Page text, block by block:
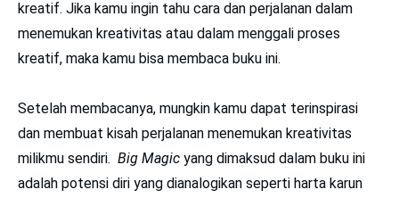
kreatif. Jika kamu ingin tahu cara dan perjalanan dalam
menemukan kreativitas atau dalam menggali proses
kreatif, maka kamu bisa membaca buku ini.
Setelah membacanya, mungkin kamu dapat terinspirasi
dan membuat kisah perjalanan menemukan kreativitas
milikmu sendiri. Big Magic yang dimaksud dalam buku ini
adalah potensi diri yang dianalogikan seperti harta karun